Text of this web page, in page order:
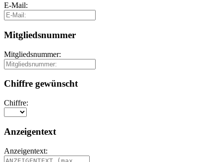
E-Mail:
Mitgliedsnummer
Mitgliedsnummer:
Chiffre gewünscht
Chiffre:
Anzeigentext
Anzeigentext: